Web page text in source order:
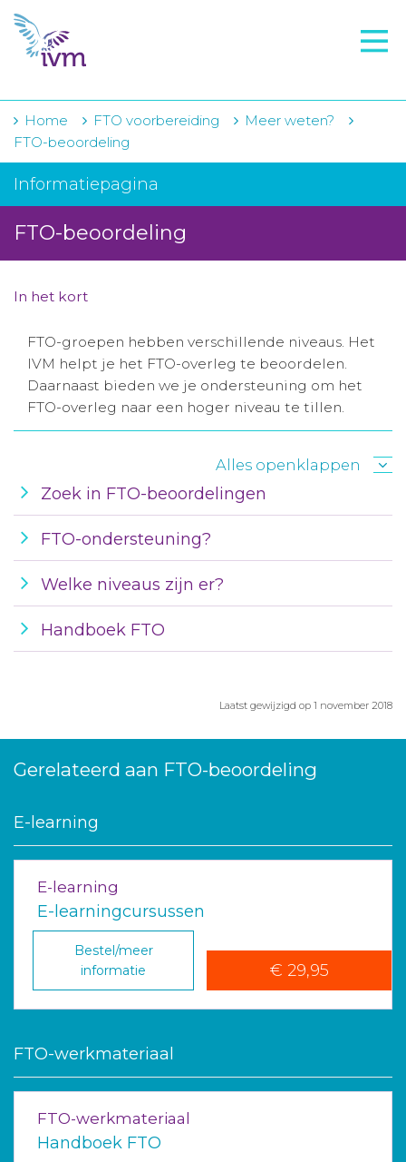
VMI
FTO voorbereiding
IVM-academie
Zorginstellingen
Voorschrijfgedrag
Projecten
Contact
Winkelwagentje
Aanmelden nieuwsbrief
Inloggen
Toegang leeromgeving
Home FTO voorbereiding
Meer weten?
FTO-beoordeling
Informatiepagina
FTO-beoordeling
In het kort
FTO-groepen hebben verschillende niveaus. Het
IVM helpt je het FTO-overleg te beoordelen.
Daarnaast bieden we je ondersteuning om het
FTO-overleg naar een hoger niveau te tillen.
Alles openklappen
Zoek in FTO-beoordelingen
FTO-ondersteuning?
Welke niveaus zijn er?
Handboek FTO
Laatst gewijzigd op 1 november 2018
Gerelateerd aan FTO-beoordeling
E-learning
E-learning
E-learningcursussen
Bestel/meer
informatie
€ 29,95
FTO-werkmateriaal
FTO-werkmateriaal
Handboek FTO